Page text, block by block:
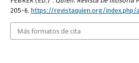
205-6. https://revistaquien.org/index.php/
Más formatos de cita